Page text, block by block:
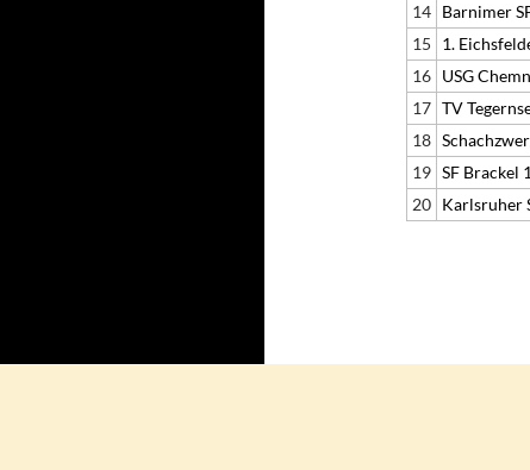
14 Barnimer
15
1.
16 USG
17 TV
18
19 SF Brackel
20 Karlsruher